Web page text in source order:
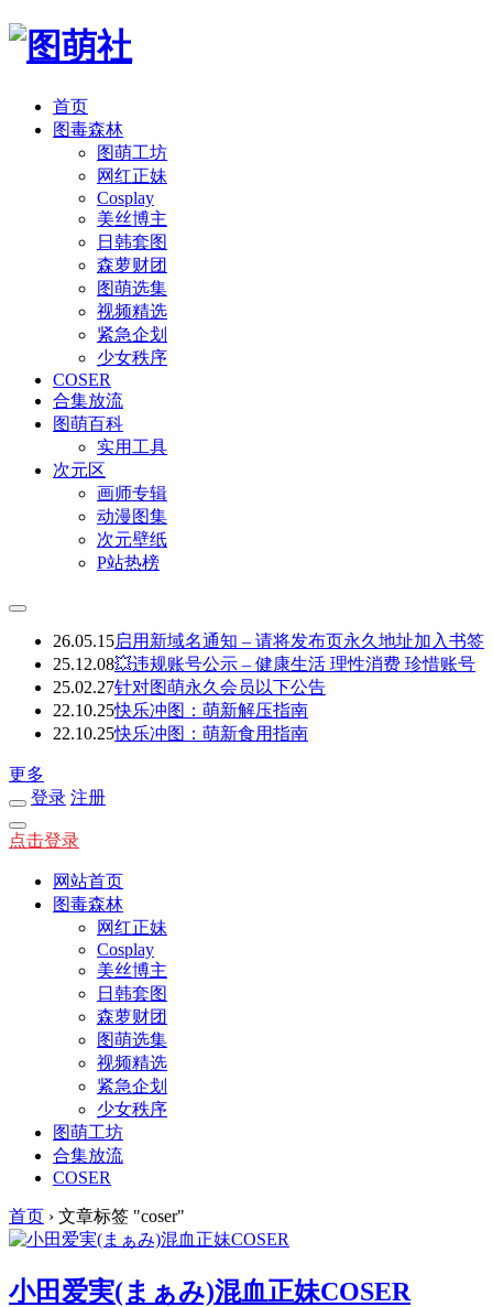
首页
图毒森林
图萌工坊
网红正妹
Cosplay
美丝博主
日韩套图
森萝财团
图萌选集
视频精选
紧急企划
少女秩序
COSER
合集放流
图萌百科
实用工具
次元区
画师专辑
动漫图集
次元壁纸
P站热榜
26.05.15启用新域名通知 – 请将发布页永久地址加入书签
25.12.08💥违规账号公示 – 健康生活 理性消费 珍惜账号
25.02.27针对图萌永久会员以下公告
22.10.25快乐冲图：萌新解压指南
22.10.25快乐冲图：萌新食用指南
更多
登录 注册
点击登录
网站首页
图毒森林
网红正妹
Cosplay
美丝博主
日韩套图
森萝财团
图萌选集
视频精选
紧急企划
少女秩序
图萌工坊
合集放流
COSER
首页 › 文章标签 "coser"
小田爱実(まぁみ)混血正妹COSER